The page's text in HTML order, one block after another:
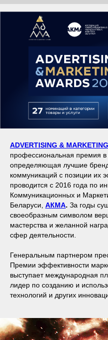
ADVERTISING &
профессиональная премия
определяющая лучшие
коммуникаций с позиции их
проводится с 2016 года по
Коммуникационных и
Беларуси, АКМА. За годы
своеобразным символом
мастерства и желанной
сфер деятельности.
Генеральным партнером
Премии эффективности
выступает международная
лидер по созданию и
технологий и других